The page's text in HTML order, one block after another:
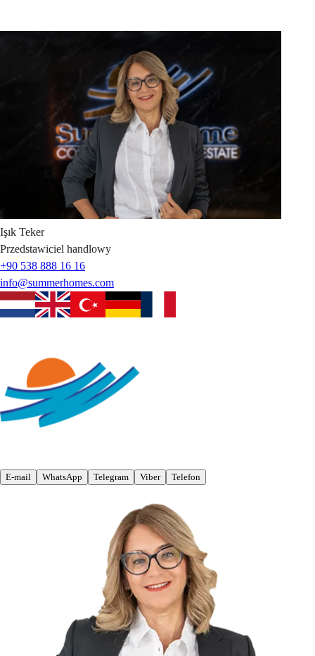
Işık Teker
Przedstawiciel handlowy
+90 538 888 16 16
info@summerhomes.com
E-mail WhatsApp Telegram Viber Telefon